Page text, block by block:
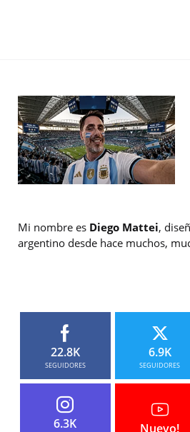
Mi nombre es Diego Mattei,
argentino desde hace muchos,
22.8K
SEGUIDORES
6.9K
SEGUIDORES
6.3K Nuevo!